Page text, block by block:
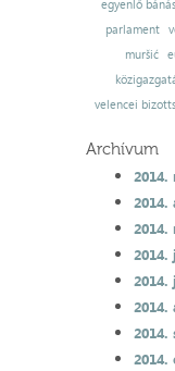
egyenlő
parlament
muršić
velencei
Archívum
2014.
2014.
2014.
2014.
2014.
2014.
2014.